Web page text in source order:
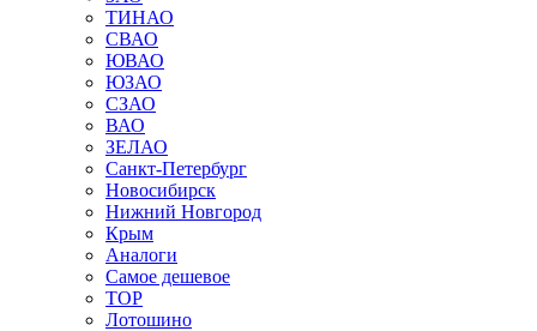
ТИНАО
СВАО
ЮВАО
ЮЗАО
СЗАО
ВАО
ЗЕЛАО
Санкт-Петербург
Новосибирск
Нижний Новгород
Крым
Аналоги
Самое дешевое
TOP
Лотошино